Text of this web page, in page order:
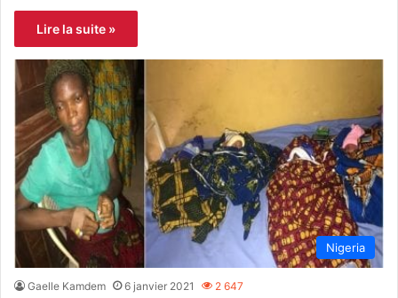
Lire la suite »
Nigeria
Gaelle Kamdem 6 janvier 2021 2 647